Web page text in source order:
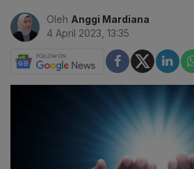
Oleh Anggi Mardiana
4 April 2023, 13:35